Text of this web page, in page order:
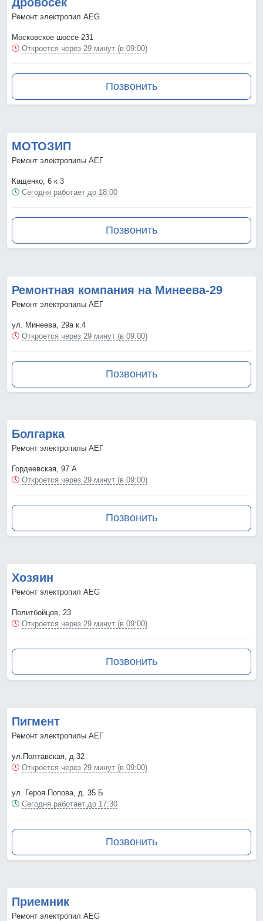
Ремонт электропил AEG
Московское шоссе 231
Откроется через 29 минут (в 09:00)
Позвонить
МОТОЗИП
Ремонт электропилы АЕГ
Кащенко, 6 к 3
Сегодня работает до 18:00
Позвонить
Ремонтная компания на Минеева-29
Ремонт электропилы АЕГ
ул. Минеева, 29а к.4
Откроется через 29 минут (в 09:00)
Позвонить
Болгарка
Ремонт электропилы АЕГ
Гордеевская, 97 А
Откроется через 29 минут (в 09:00)
Позвонить
Хозяин
Ремонт электропил AEG
Политбойцов, 23
Откроется через 29 минут (в 09:00)
Позвонить
Пигмент
Ремонт электропилы АЕГ
ул.Полтавская, д.32
Откроется через 29 минут (в 09:00)
ул. Героя Попова, д. 35 Б
Сегодня работает до 17:30
Позвонить
Приемник
Ремонт электропил AEG